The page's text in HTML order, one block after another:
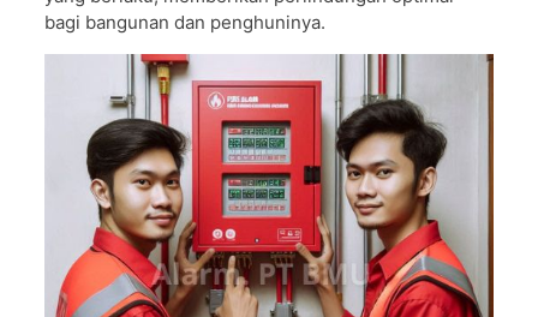
bagi bangunan dan penghuninya.